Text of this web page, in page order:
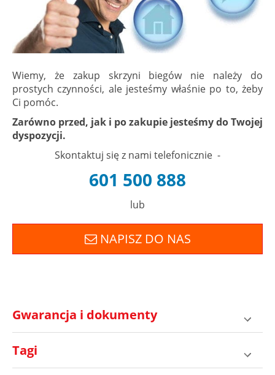
Wiemy, że zakup skrzyni biegów nie należy do
prostych czynności, ale jesteśmy właśnie po to, żeby
Ci pomóc.
Zarówno przed, jak i po zakupie jesteśmy do Twojej
dyspozycji.
Skontaktuj się z nami telefonicznie -
601 500 888
lub
NAPISZ DO NAS
Gwarancja i dokumenty
Tagi